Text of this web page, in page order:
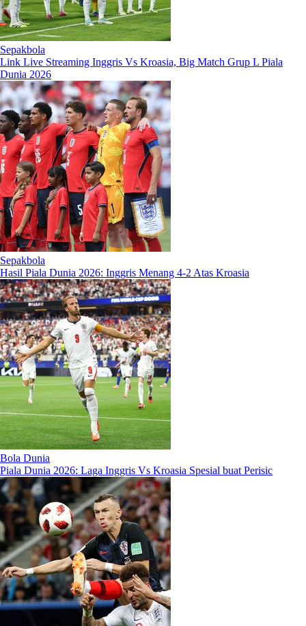
Sepakbola
Link Live Streaming Inggris Vs Kroasia, Big Match Grup L Piala
Dunia 2026
Sepakbola
Hasil Piala Dunia 2026: Inggris Menang 4-2 Atas Kroasia
Bola Dunia
Piala Dunia 2026: Laga Inggris Vs Kroasia Spesial buat Perisic